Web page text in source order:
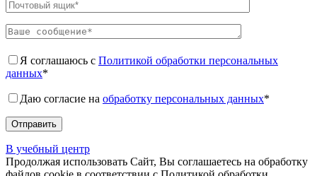
Я соглашаюсь с Политикой обработки персональных
данных*
Даю согласие на обработку персональных данных*
В учебный центр
Продолжая использовать Сайт, Вы соглашаетесь на обработку